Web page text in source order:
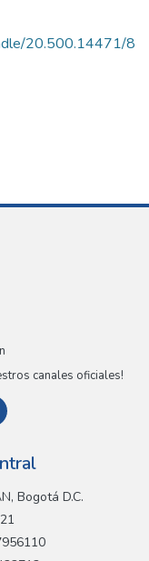
20.500.14471/8
canales oficiales!
Bogotá D.C.